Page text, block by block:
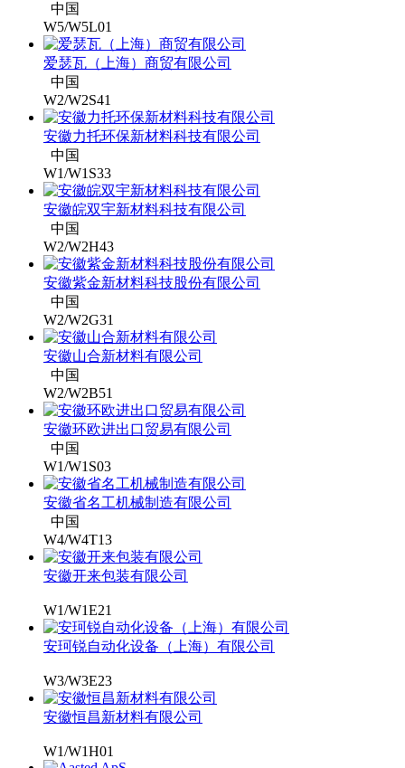
中国
W5/W5L01
爱瑟瓦（上海）商贸有限公司
中国
W2/W2S41
安徽力托环保新材料科技有限公司
中国
W1/W1S33
安徽皖双宇新材料科技有限公司
中国
W2/W2H43
安徽紫金新材料科技股份有限公司
中国
W2/W2G31
安徽山合新材料有限公司
中国
W2/W2B51
安徽环欧进出口贸易有限公司
中国
W1/W1S03
安徽省名工机械制造有限公司
中国
W4/W4T13
安徽开来包装有限公司
W1/W1E21
安珂锐自动化设备（上海）有限公司
W3/W3E23
安徽恒昌新材料有限公司
W1/W1H01